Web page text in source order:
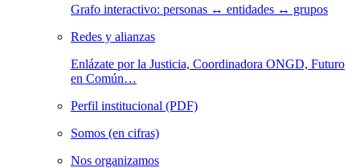
Grafo interactivo: personas ↔ entidades ↔ grupos
Redes y alianzas
Enlázate por la Justicia, Coordinadora ONGD, Futuro
en Común…
Perfil institucional (PDF)
Somos (en cifras)
Nos organizamos